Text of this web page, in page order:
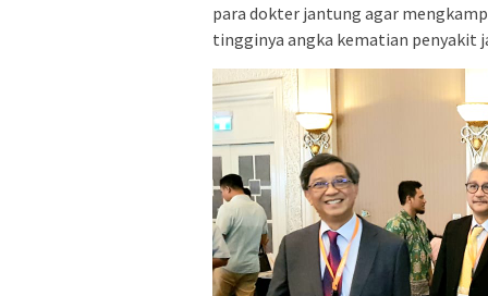
para dokter jantung agar
tingginya angka kematian penyakit